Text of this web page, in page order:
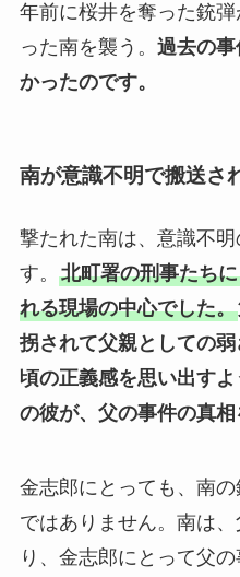
年前に桜井を奪った銃
った南を襲う。 過去の
かったのです。
南が意識不明で搬送さ
撃たれた南は、意識不
す。 北町署の刑事たち
れる現場の中心でした。
拐されて父親としての
頃の正義感を思い出すよ
の彼が、父の事件の真相
金志郎にとっても、南
ではありません。南は
り、金志郎にとって父